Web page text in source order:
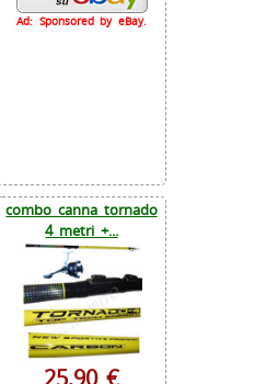
Ad: Sponsored by eBay.
combo canna tornado
4 metri +...